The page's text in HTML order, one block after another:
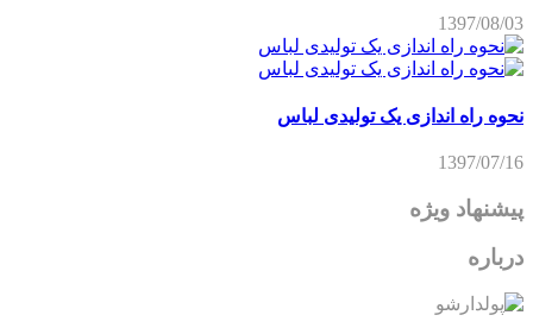
1397/08/03
نحوه راه اندازی یک تولیدی لباس
1397/07/16
پیشنهاد ویژه
درباره